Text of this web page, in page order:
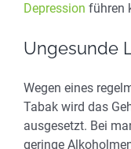
Depression führen
Ungesunde
Wegen eines
Tabak wird das
ausgesetzt. Bei
geringe